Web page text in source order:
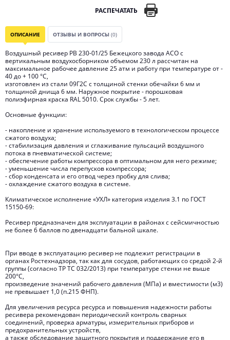
РАСПЕЧАТАТЬ
ОПИСАНИЕ ОТЗЫВЫ И ВОПРОСЫ (0)
Воздушный ресивер РВ 230-01/25 Бежецкого завода АСО с
вертикальным воздухосборником объемом 230 л рассчитан на
максимальное рабочее давление 25 атм и работу при температуре от -
40 до + 100 °C,
изготовлен из стали 09Г2С с толщиной стенки обечайки 6 мм и
толщиной днища 6 мм. Наружное покрытие - порошковая
полиэфирная краска RAL 5010. Срок службы - 5 лет.
Основные функции:
- накопление и хранение используемого в технологическом процессе
сжатого воздуха;
- стабилизация давления и сглаживание пульсаций воздушного
потока в пневматической системе;
- обеспечение работы компрессора в оптимальном для него режиме;
- уменьшение числа перепусков компрессора;
- сбор конденсата и его отвод через пробку для слива;
- охлаждение сжатого воздуха в системе.
Климатическое исполнение «УХЛ» категория изделия 3.1 по ГОСТ
15150-69:
Ресивер предназначен для эксплуатации в районах с сейсмичностью
не более 6 баллов по двенадцати бальной шкале.
При вводе в эксплуатацию ресивер не подлежит регистрации в
органах Ростехнадзора, так как для сосудов, работающих со средой 2-й
группы (согласно ТР ТС 032/2013) при температуре стенки не выше
200°С,
произведение значений рабочего давления (МПа) и вместимости (м3)
не превышает 1,0 (п.215 ФНП).
Для увеличения ресурса ресурса и повышения надежности работы
ресивера рекомендован периодический контроль сварных
соединений, проверка арматуры, измерительных приборов и
предохранительных устройств,
а также обследование защитного покрытия и поддержание его в